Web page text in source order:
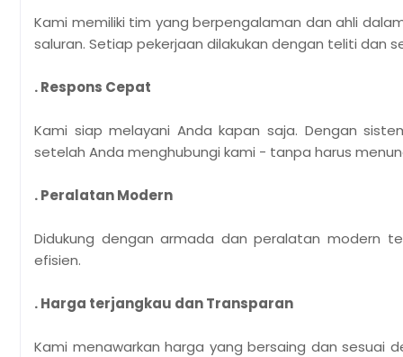
Kami memiliki tim yang berpengalaman dan ahli
saluran. Setiap pekerjaan dilakukan dengan teliti dan
. Respons Cepat
Kami siap melayani Anda kapan saja. Dengan
setelah Anda menghubungi kami - tanpa harus
. Peralatan Modern
Didukung dengan armada dan peralatan modern
efisien.
. Harga terjangkau dan Transparan
Kami menawarkan harga yang bersaing dan sesuai